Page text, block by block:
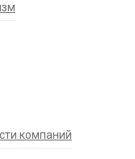
компаний